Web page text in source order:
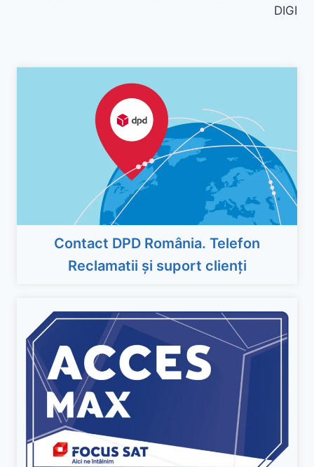
DIGI
Contact DPD România. Telefon
Reclamatii și suport clienți